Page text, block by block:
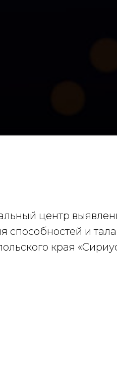
центр
способностей и
края